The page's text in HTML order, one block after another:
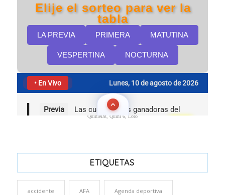
Quinielas, Quini 6, Loto
ETIQUETAS
accidente AFA Agenda deportiva